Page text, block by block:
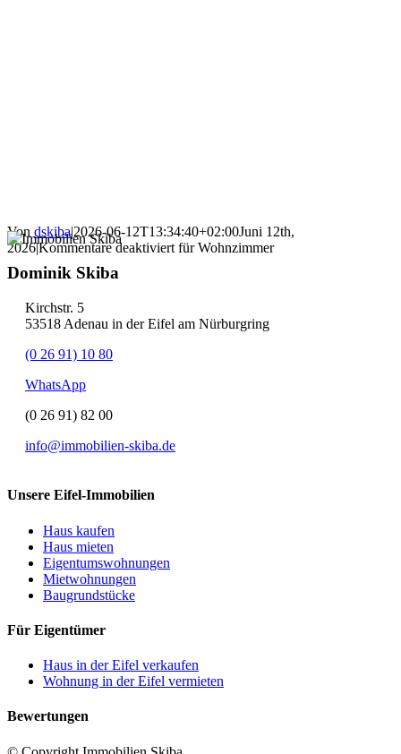
Von dskiba|2026-06-12T13:34:40+02:00Juni 12th,
2026|Kommentare deaktiviert für Wohnzimmer
Dominik Skiba
Kirchstr. 5
53518 Adenau in der Eifel am Nürburgring
(0 26 91) 10 80
WhatsApp
(0 26 91) 82 00
info@immobilien-skiba.de
Unsere Eifel-Immobilien
Haus kaufen
Haus mieten
Eigentumswohnungen
Mietwohnungen
Baugrundstücke
Für Eigentümer
Haus in der Eifel verkaufen
Wohnung in der Eifel vermieten
Bewertungen